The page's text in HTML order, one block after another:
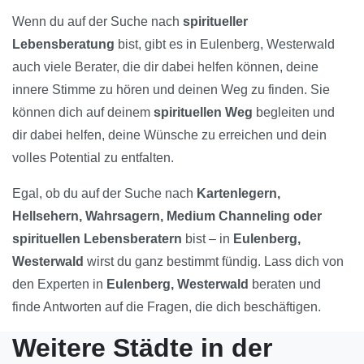
Wenn du auf der Suche nach spiritueller
Lebensberatung bist, gibt es in Eulenberg, Westerwald
auch viele Berater, die dir dabei helfen können, deine
innere Stimme zu hören und deinen Weg zu finden. Sie
können dich auf deinem spirituellen Weg begleiten und
dir dabei helfen, deine Wünsche zu erreichen und dein
volles Potential zu entfalten.
Egal, ob du auf der Suche nach Kartenlegern,
Hellsehern, Wahrsagern, Medium Channeling oder
spirituellen Lebensberatern bist – in Eulenberg,
Westerwald wirst du ganz bestimmt fündig. Lass dich von
den Experten in Eulenberg, Westerwald beraten und
finde Antworten auf die Fragen, die dich beschäftigen.
Weitere Städte in der